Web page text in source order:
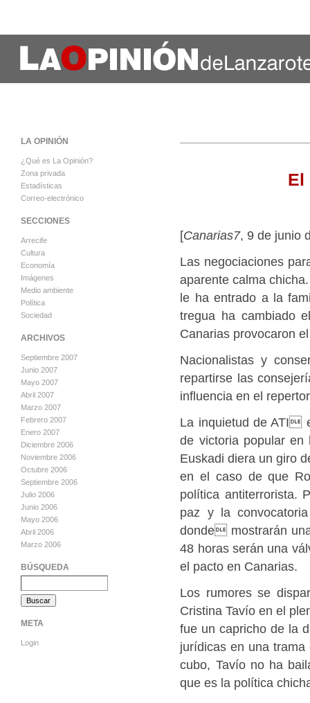
El
[Canarias7, 9 de junio
Las negociaciones
aparente calma
le ha entrado a la
tregua ha cambiado
Canarias provocaron
Nacionalistas y
repartirse las
influencia en el
La inquietud de ATI
de victoria popular
Euskadi diera un giro
en el caso de que
política antiterrorista.
paz y la
donde mostrarán
48 horas serán una
el pacto en Canarias.
Los rumores se
Cristina Tavío en el
fue un capricho de la
jurídicas en una
cubo, Tavío no ha
que es la política
LA OPINIÓN
¿Qué es La Opinión?
Zona privada
Estadísticas
Correo-electrónico
SECCIONES
Arrecife
Cultura
Economía
Imágenes
Medio ambiente
Política
Sociedad
ARCHIVOS
Septiembre 2007
Junio 2007
Mayo 2007
Abril 2007
Marzo 2007
Febrero 2007
Enero 2007
Diciembre 2006
Noviembre 2006
Octubre 2006
Septiembre 2006
Julio 2006
Junio 2006
Mayo 2006
Abril 2006
Marzo 2006
BÚSQUEDA
META
Login